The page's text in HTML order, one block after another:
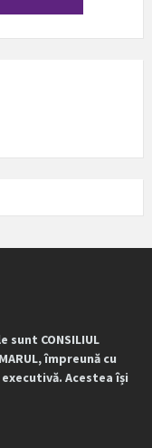
CONSILIUL
împreună cu
Acestea își